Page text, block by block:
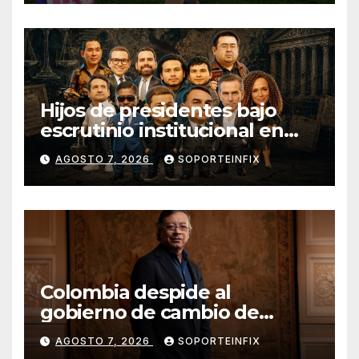
Hijos de presidentes bajo
escrutinio institucional en
Brasil, Guinea Ecuatorial,
Angola y Estados Unidos
AGOSTO 7, 2026 SOPORTEINFIX
Colombia despide al
gobierno de cambio de
Gustavo Petro tras cuatro
años de mandato
AGOSTO 7, 2026 SOPORTEINFIX